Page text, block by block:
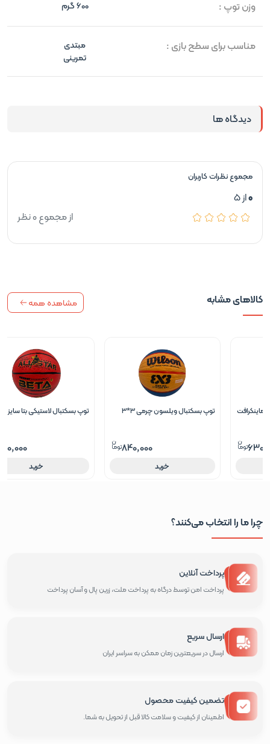
وزن توپ : 600 گرم
مناسب برای سطح بازی :
مبتدی
تمرینی
کالاهای مشابه مشاهده همه
توپ بسکتبال ویلسون چرمی 3*3
توپ بسکتبال لاستیکی بتا سایز 6 طرح
دیدگاه ها
مجموع نظرات کاربران
0از 5
از مجموع 0 نظر
چرا ما را انتخاب می‌کنند؟
پرداخت آنلاین
پرداخت امن توسط درگاه به پرداخت ملت، زرین پال و آسان پرداخت
ارسال سریع
ارسال در سریعترین زمان ممکن به سراسر ایران
تضمین کیفیت محصول
اطمینان از کیفیت و سلامت کالا قبل از تحویل به شما.